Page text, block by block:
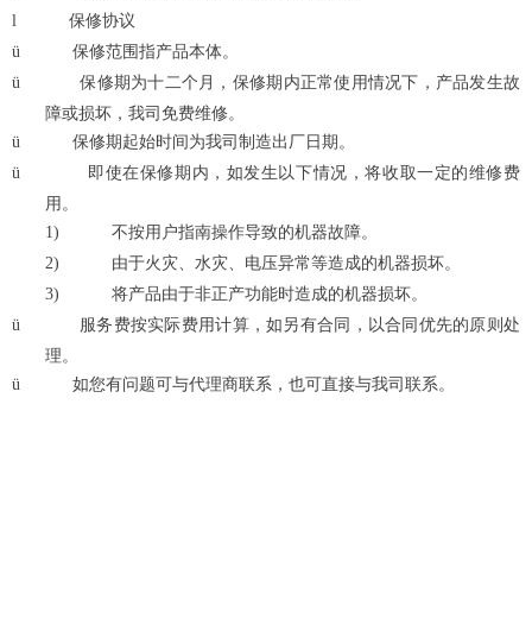
l
保修协议
ü
保修范围指产品本体。
ü
保修期为十二个月，保修期内正常使用情况下，产品发生故
障或损坏，我司免费维修。
ü
保修期起始时间为我司制造出厂日期。
ü
即使在保修期内，如发生以下情况，将收取一定的维修费
用。
1)
不按用户指南操作导致的机器故障。
2)
由于火灾、水灾、电压异常等造成的机器损坏。
3)
将产品由于非正产功能时造成的机器损坏。
ü
服务费按实际费用计算，如另有合同，以合同优先的原则处
理。
ü
如您有问题可与代理商联系，也可直接与我司联系。